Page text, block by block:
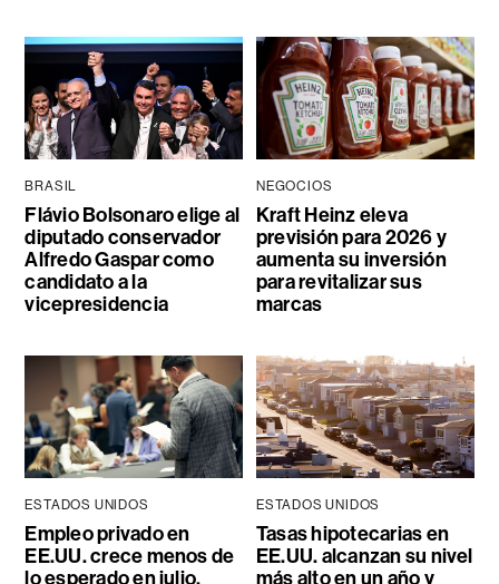
BRASIL
Flávio Bolsonaro elige al
diputado conservador
Alfredo Gaspar como
candidato a la
vicepresidencia
NEGOCIOS
Kraft Heinz eleva
previsión para 2026 y
aumenta su inversión
para revitalizar sus
marcas
ESTADOS UNIDOS
Empleo privado en
EE.UU. crece menos de
lo esperado en julio,
ESTADOS UNIDOS
Tasas hipotecarias en
EE.UU. alcanzan su nivel
más alto en un año y